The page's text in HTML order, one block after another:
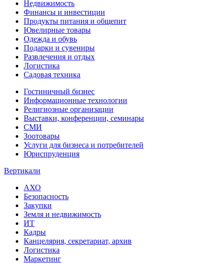
Недвижимость
Финансы и инвестиции
Продукты питания и общепит
Ювелирные товары
Одежда и обувь
Подарки и сувениры
Развлечения и отдых
Логистика
Садовая техника
Гостиничный бизнес
Информационные технологии
Религиозные организации
Выставки, конференции, семинары
СМИ
Зоотовары
Услуги для бизнеса и потребителей
Юриспруденция
Вертикали
АХО
Безопасность
Закупки
Земля и недвижимость
ИТ
Кадры
Канцелярия, секретариат, архив
Логистика
Маркетинг